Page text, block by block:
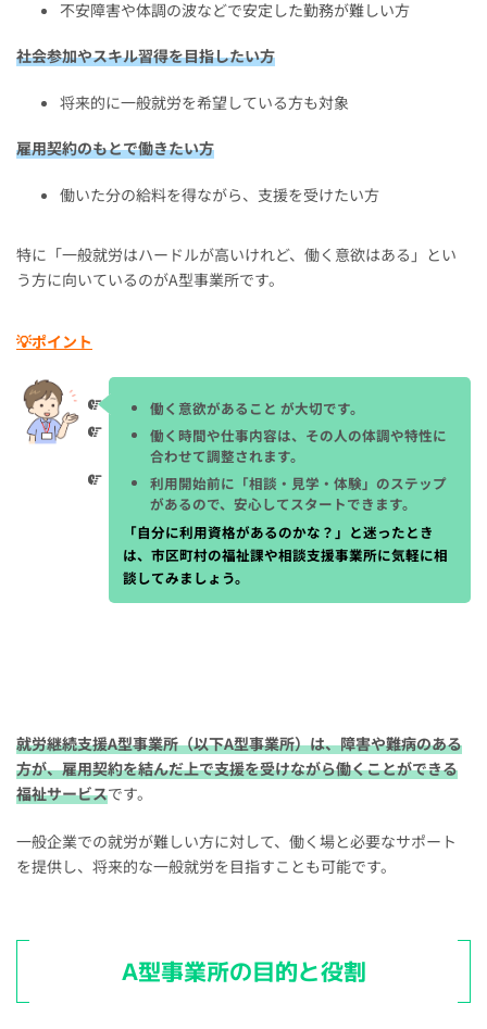
不安障害や体調の波などで安定した勤務が難しい方
社会参加やスキル習得を目指したい方
将来的に一般就労を希望している方も対象
雇用契約のもとで働きたい方
働いた分の給料を得ながら、支援を受けたい方
特に「一般就労はハードルが高いけれど、働く意欲はある」とい
う方に向いているのがA型事業所です。
💡ポイント
働く意欲があること が大切です。
働く時間や仕事内容は、その人の体調や特性に
合わせて調整されます。
利用開始前に「相談・見学・体験」のステップ
があるので、安心してスタートできます。
「自分に利用資格があるのかな？」と迷ったとき
は、市区町村の福祉課や相談支援事業所に気軽に相
談してみましょう。
就労継続支援A型事業所（以下A型事業所）は、障害や難病のある
方が、雇用契約を結んだ上で支援を受けながら働くことができる
福祉サービスです。
一般企業での就労が難しい方に対して、働く場と必要なサポート
を提供し、将来的な一般就労を目指すことも可能です。
A型事業所の目的と役割